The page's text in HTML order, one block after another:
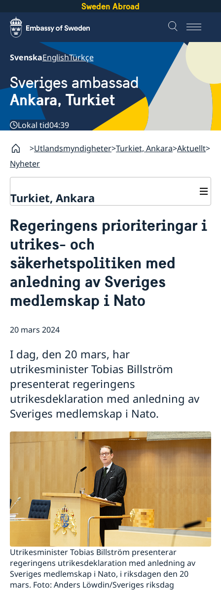
Sweden Abroad
SvenskaEnglishTürkçe
Sveriges ambassad
Ankara, Turkiet
Lokal tid04:39
Utlandsmyndigheter Turkiet, Ankara Aktuellt
Nyheter
Turkiet, Ankara
Om oss
Så stöttar vi svenska företag
Vi är en resurs för svenska företag
Team Sweden
Så kan du få stöd
Svenska företag i Turkiet
Anmäl handelshinder
Aktuellt
Nyheter
Regeringens prioriteringar i
utrikes- och
säkerhetspolitiken med
anledning av Sveriges
medlemskap i Nato
20 mars 2024
I dag, den 20 mars, har
utrikesminister Tobias Billström
presenterat regeringens
utrikesdeklaration med anledning av
Sveriges medlemskap i Nato.
Utrikesminister Tobias Billström presenterar
regeringens utrikesdeklaration med anledning av
Sveriges medlemskap i Nato, i riksdagen den 20
mars. Foto: Anders Löwdin/Sveriges riksdag